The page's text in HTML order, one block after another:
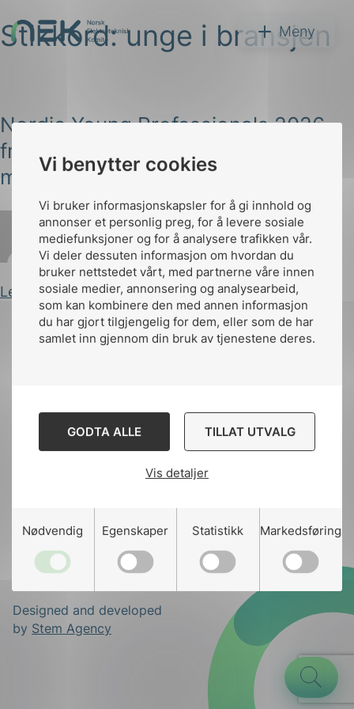
Vi benytter cookies
Vi bruker informasjonskapsler for å gi innhold og
annonser et personlig preg, for å levere sosiale
mediefunksjoner og for å analysere trafikken vår.
Vi deler dessuten informasjon om hvordan du
bruker nettstedet vårt, med partnerne våre innen
sosiale medier, annonsering og analysearbeid,
som kan kombinere den med annen informasjon
du har gjort tilgjengelig for dem, eller som de har
samlet inn gjennom din bruk av tjenestene deres.
GODTA ALLE TILLAT UTVALG
Vis detaljer
Nødvendig Egenskaper Statistikk Markedsføring
Hopp
til
NEK Meny
Søk
Stikkord:unge i bransjen
Nordic Young Professionals 2026 –
fremtidens standardiseringsledere
møtes i Oslo
Iselin Dahl Publisert 12.02.2026
Les innlegg
Kontakt oss
nek@nek.no
Bruk av Cookies
Designed and developed
by Stem Agency